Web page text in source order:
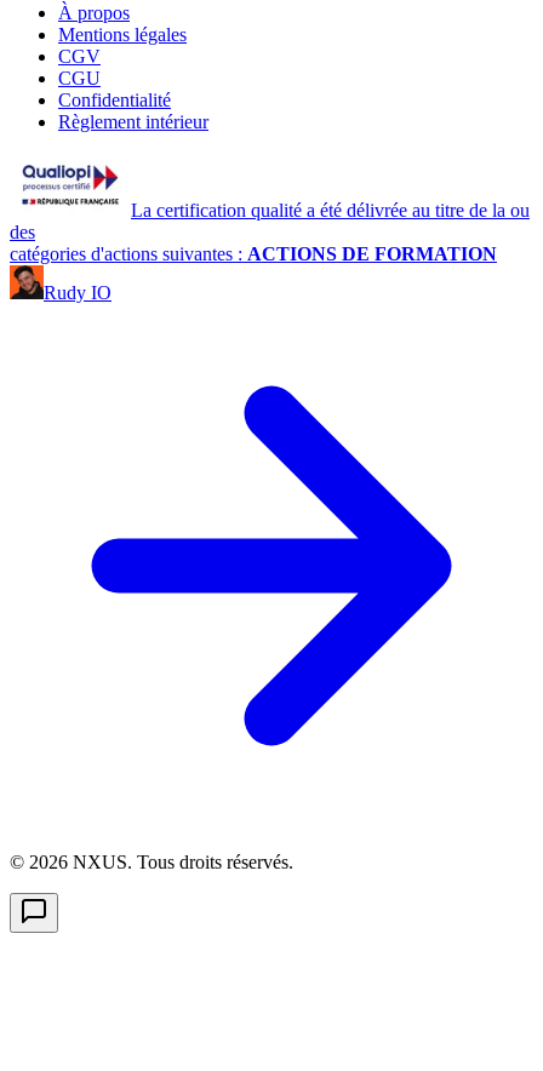
À propos
Mentions légales
CGV
CGU
Confidentialité
Règlement intérieur
La certification qualité a été délivrée au titre de la ou
des
catégories d'actions suivantes : ACTIONS DE FORMATION
Rudy IO
© 2026 NXUS. Tous droits réservés.